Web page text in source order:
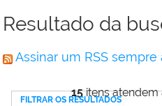
Resultado da
Assinar um RSS sempre
15itens atendem
FILTRAR OS RESULTADOS